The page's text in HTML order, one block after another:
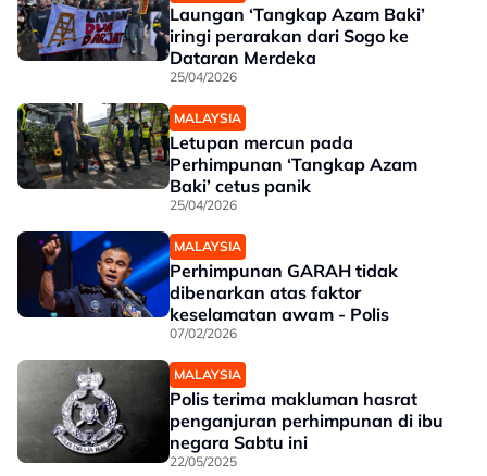
Laungan ‘Tangkap Azam Baki’
iringi perarakan dari Sogo ke
Dataran Merdeka
25/04/2026
MALAYSIA
Letupan mercun pada
Perhimpunan ‘Tangkap Azam
Baki’ cetus panik
25/04/2026
MALAYSIA
Perhimpunan GARAH tidak
dibenarkan atas faktor
keselamatan awam - Polis
07/02/2026
MALAYSIA
Polis terima makluman hasrat
penganjuran perhimpunan di ibu
negara Sabtu ini
22/05/2025